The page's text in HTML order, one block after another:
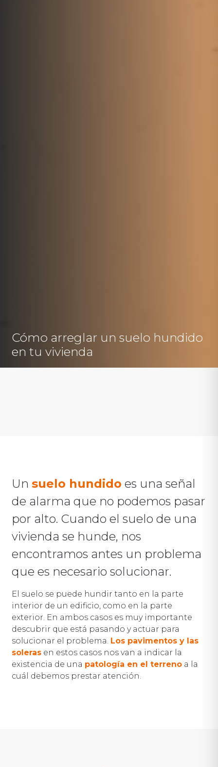
Cómo arreglar un suelo hundido
en tu vivienda
Un suelo hundido es una señal
de alarma que no podemos pasar
por alto. Cuando el suelo de una
vivienda se hunde, nos
encontramos antes un problema
que es necesario solucionar.
El suelo se puede hundir tanto en la parte
interior de un edificio, como en la parte
exterior. En ambos casos es muy importante
descubrir que está pasando y actuar para
solucionar el problema. Los pavimentos y las
soleras en estos casos nos van a indicar la
existencia de una patología en el terreno a la
cuál debemos prestar atención.